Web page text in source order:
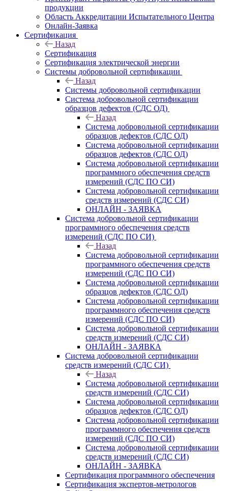
продукции
Область Аккредитации Испытательного Центра
Онлайн-Заявка
Сертификация
Назад
Сертификация
Сертификация электрической энергии
Системы добровольной сертификации
Назад
Системы добровольной сертификации
Система добровольной сертификации
образцов дефектов (СДС ОД)
Назад
Система добровольной сертификации
образцов дефектов (СДС ОД)
Система добровольной сертификации
образцов дефектов (СДС ОД)
Система добровольной сертификации
программного обеспечения средств
измерений (СДС ПО СИ)
Система добровольной сертификации
средств измерений (СДС СИ)
ОНЛАЙН - ЗАЯВКА
Система добровольной сертификации
программного обеспечения средств
измерений (СДС ПО СИ)
Назад
Система добровольной сертификации
программного обеспечения средств
измерений (СДС ПО СИ)
Система добровольной сертификации
образцов дефектов (СДС ОД)
Система добровольной сертификации
программного обеспечения средств
измерений (СДС ПО СИ)
Система добровольной сертификации
средств измерений (СДС СИ)
ОНЛАЙН - ЗАЯВКА
Система добровольной сертификации
средств измерений (СДС СИ)
Назад
Система добровольной сертификации
средств измерений (СДС СИ)
Система добровольной сертификации
образцов дефектов (СДС ОД)
Система добровольной сертификации
программного обеспечения средств
измерений (СДС ПО СИ)
Система добровольной сертификации
средств измерений (СДС СИ)
ОНЛАЙН - ЗАЯВКА
Сертификация программного обеспечения
Сертификация экспертов-метрологов